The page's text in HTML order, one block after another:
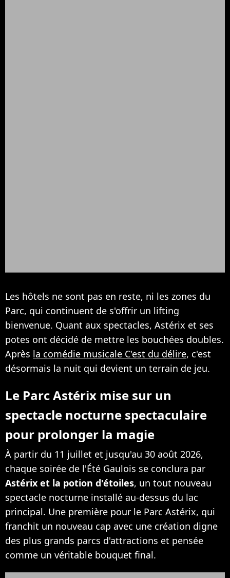
Les hôtels ne sont pas en reste, ni les zones du
Parc, qui continuent de s'offrir un lifting
bienvenue. Quant aux spectacles, Astérix et ses
potes ont décidé de mettre les bouchées doubles.
Après la comédie musicale C'est du délire, c'est
désormais la nuit qui devient un terrain de jeu.
Le Parc Astérix mise sur un
spectacle nocturne spectaculaire
pour prolonger la magie
À partir du 11 juillet et jusqu'au 30 août 2026,
chaque soirée de l'Été Gaulois se conclura par
Astérix et la potion d'étoiles, un tout nouveau
spectacle nocturne installé au-dessus du lac
principal. Une première pour le Parc Astérix, qui
franchit un nouveau cap avec une création digne
des plus grands parcs d'attractions et pensée
comme un véritable bouquet final.